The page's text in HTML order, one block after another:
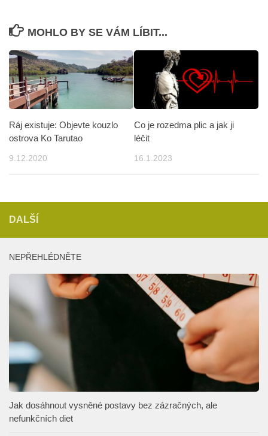
MOHLO BY SE VÁM LÍBIT...
Ráj existuje: Objevte kouzlo
ostrova Ko Tarutao
9.12.2020
Co je rozedma plic a jak ji
léčit
16.1.2023
DALŠÍ
NEPŘEHLÉDNĚTE
Jak dosáhnout vysněné postavy bez zázračných, ale
nefunkčních diet